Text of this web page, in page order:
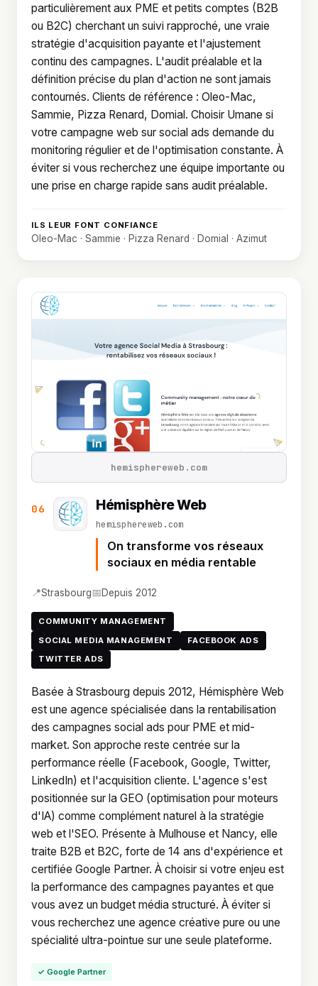
particulièrement aux PME et petits comptes (B2B
ou B2C) cherchant un suivi rapproché, une vraie
stratégie d'acquisition payante et l'ajustement
continu des campagnes. L'audit préalable et la
définition précise du plan d'action ne sont jamais
contournés. Clients de référence : Oleo-Mac,
Sammie, Pizza Renard, Domial. Choisir Umane si
votre campagne web sur social ads demande du
monitoring régulier et de l'optimisation constante. À
éviter si vous recherchez une équipe importante ou
une prise en charge rapide sans audit préalable.
ILS LEUR FONT CONFIANCE
Oleo-Mac · Sammie · Pizza Renard · Domial · Azimut
06 Hémisphère Web
hemisphereweb.com
On transforme vos réseaux
sociaux en média rentable
📍Strasbourg📅Depuis 2012
COMMUNITY MANAGEMENT
SOCIAL MEDIA MANAGEMENT
FACEBOOK ADS
TWITTER ADS
Basée à Strasbourg depuis 2012, Hémisphère Web
est une agence spécialisée dans la rentabilisation
des campagnes social ads pour PME et mid-
market. Son approche reste centrée sur la
performance réelle (Facebook, Google, Twitter,
LinkedIn) et l'acquisition cliente. L'agence s'est
positionnée sur la GEO (optimisation pour moteurs
d'IA) comme complément naturel à la stratégie
web et l'SEO. Présente à Mulhouse et Nancy, elle
traite B2B et B2C, forte de 14 ans d'expérience et
certifiée Google Partner. À choisir si votre enjeu est
la performance des campagnes payantes et que
vous avez un budget média structuré. À éviter si
vous recherchez une agence créative pure ou une
spécialité ultra-pointue sur une seule plateforme.
✓ Google Partner
hemisphereweb.com